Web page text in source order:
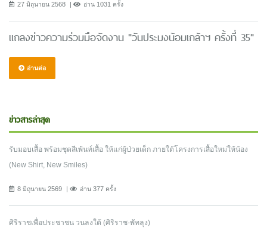
27 มิถุนายน 2568 อ่าน 1031 ครั้ง
แถลงข่าวความร่วมมือจัดงาน "วันประมงน้อมเกล้าฯ ครั้งที่ 35"
อ่านต่อ
ข่าวสารล่าสุด
รับมอบเสื้อ พร้อมชุดสีเพ้นท์เสื้อ ให้แก่ผู้ป่วยเด็ก ภายใต้โครงการเสื้อใหม่ให้น้อง
(New Shirt, New Smiles)
8 มิถุนายน 2569 อ่าน 377 ครั้ง
ศิริราชเพื่อประชาชน วนลงใต้ (ศิริราช-พัทลุง)